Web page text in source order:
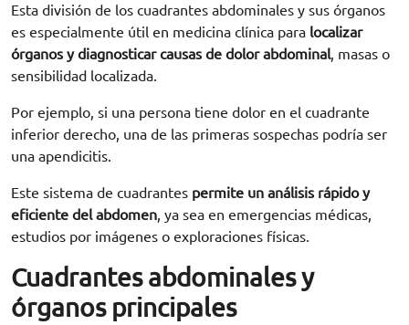
Esta división de los cuadrantes abdominales y sus órganos
es especialmente útil en medicina clínica para localizar
órganos y diagnosticar causas de dolor abdominal, masas o
sensibilidad localizada.
Por ejemplo, si una persona tiene dolor en el cuadrante
inferior derecho, una de las primeras sospechas podría ser
una apendicitis.
Este sistema de cuadrantes permite un análisis rápido y
eficiente del abdomen, ya sea en emergencias médicas,
estudios por imágenes o exploraciones físicas.
Cuadrantes abdominales y
órganos principales